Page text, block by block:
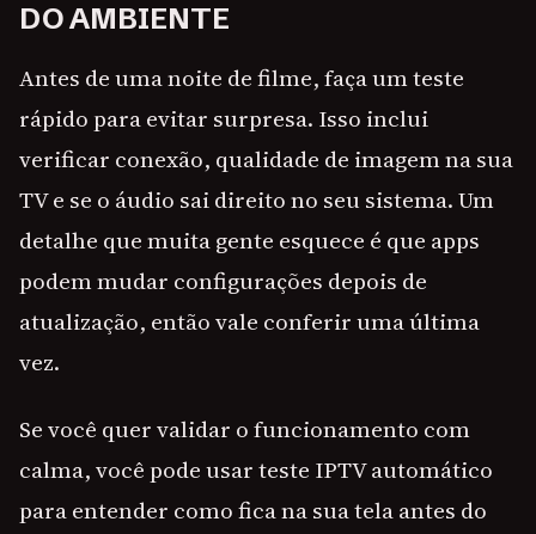
DO AMBIENTE
Antes de uma noite de filme, faça um teste
rápido para evitar surpresa. Isso inclui
verificar conexão, qualidade de imagem na sua
TV e se o áudio sai direito no seu sistema. Um
detalhe que muita gente esquece é que apps
podem mudar configurações depois de
atualização, então vale conferir uma última
vez.
Se você quer validar o funcionamento com
calma, você pode usar teste IPTV automático
para entender como fica na sua tela antes do